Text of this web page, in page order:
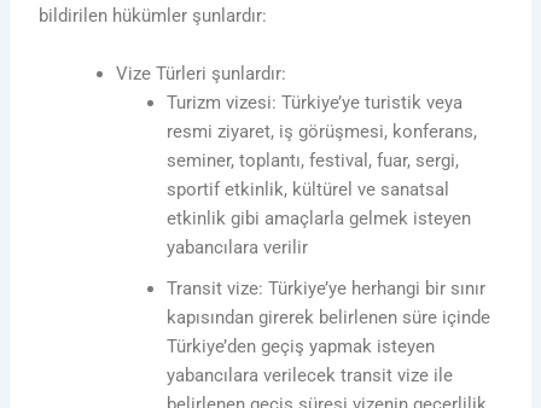
bildirilen hükümler şunlardır:
Vize Türleri şunlardır:
Turizm vizesi: Türkiye’ye turistik veya
resmi ziyaret, iş görüşmesi, konferans,
seminer, toplantı, festival, fuar, sergi,
sportif etkinlik, kültürel ve sanatsal
etkinlik gibi amaçlarla gelmek isteyen
yabancılara verilir
Transit vize: Türkiye’ye herhangi bir sınır
kapısından girerek belirlenen süre içinde
Türkiye’den geçiş yapmak isteyen
yabancılara verilecek transit vize ile